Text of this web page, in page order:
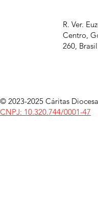
© 2023-2025 Cáritas
CNPJ: 10.320.744/0001-47
R. Ver.
Centro,
260, Brasil